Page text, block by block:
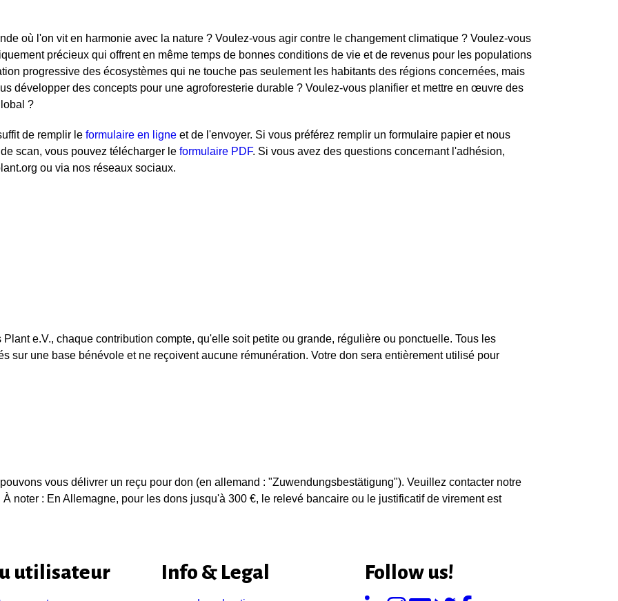
où l'on vit en harmonie avec la nature ? Voulez-vous agir contre le changement climatique ? Voulez-vous
précieux qui offrent en même temps de bonnes conditions de vie et de revenus pour les populations
progressive des écosystèmes qui ne touche pas seulement les habitants des régions concernées, mais
développer des concepts pour une agroforesterie durable ? Voulez-vous planifier et mettre en œuvre des
?
de remplir le formulaire en ligne et de l'envoyer. Si vous préférez remplir un formulaire papier et nous
scan, vous pouvez télécharger le formulaire PDF. Si vous avez des questions concernant l'adhésion,
ou via nos réseaux sociaux.
e.V., chaque contribution compte, qu'elle soit petite ou grande, régulière ou ponctuelle. Tous les
sur une base bénévole et ne reçoivent aucune rémunération. Votre don sera entièrement utilisé pour
vous délivrer un reçu pour don (en allemand : "Zuwendungsbestätigung"). Veuillez contacter notre
noter : En Allemagne, pour les dons jusqu'à 300 €, le relevé bancaire ou le justificatif de virement est
utilisateur Info & Legal Follow us!